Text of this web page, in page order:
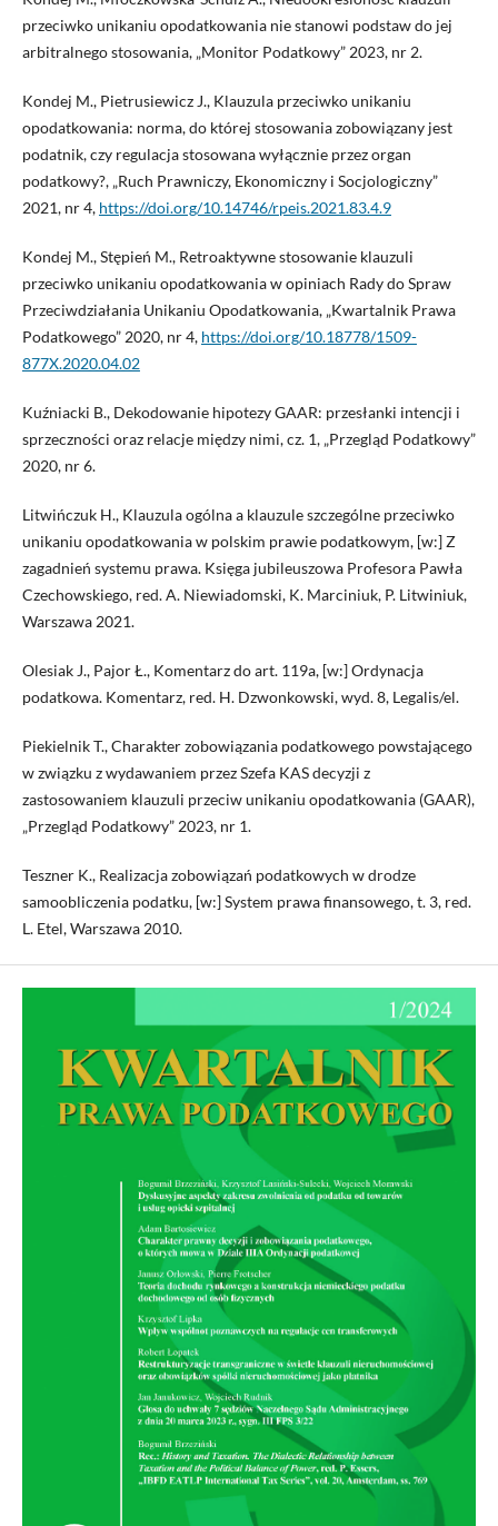
przeciwko unikaniu opodatkowania nie stanowi podstaw do jej
arbitralnego stosowania, „Monitor Podatkowy” 2023, nr 2.
Kondej M., Pietrusiewicz J., Klauzula przeciwko unikaniu
opodatkowania: norma, do której stosowania zobowiązany jest
podatnik, czy regulacja stosowana wyłącznie przez organ
podatkowy?, „Ruch Prawniczy, Ekonomiczny i Socjologiczny”
2021, nr 4, https://doi.org/10.14746/rpeis.2021.83.4.9
Kondej M., Stępień M., Retroaktywne stosowanie klauzuli
przeciwko unikaniu opodatkowania w opiniach Rady do Spraw
Przeciwdziałania Unikaniu Opodatkowania, „Kwartalnik Prawa
Podatkowego” 2020, nr 4, https://doi.org/10.18778/1509-
877X.2020.04.02
Kuźniacki B., Dekodowanie hipotezy GAAR: przesłanki intencji i
sprzeczności oraz relacje między nimi, cz. 1, „Przegląd Podatkowy”
2020, nr 6.
Litwińczuk H., Klauzula ogólna a klauzule szczególne przeciwko
unikaniu opodatkowania w polskim prawie podatkowym, [w:] Z
zagadnień systemu prawa. Księga jubileuszowa Profesora Pawła
Czechowskiego, red. A. Niewiadomski, K. Marciniuk, P. Litwiniuk,
Warszawa 2021.
Olesiak J., Pajor Ł., Komentarz do art. 119a, [w:] Ordynacja
podatkowa. Komentarz, red. H. Dzwonkowski, wyd. 8, Legalis/el.
Piekielnik T., Charakter zobowiązania podatkowego powstającego
w związku z wydawaniem przez Szefa KAS decyzji z
zastosowaniem klauzuli przeciw unikaniu opodatkowania (GAAR),
„Przegląd Podatkowy” 2023, nr 1.
Teszner K., Realizacja zobowiązań podatkowych w drodze
samoobliczenia podatku, [w:] System prawa finansowego, t. 3, red.
L. Etel, Warszawa 2010.